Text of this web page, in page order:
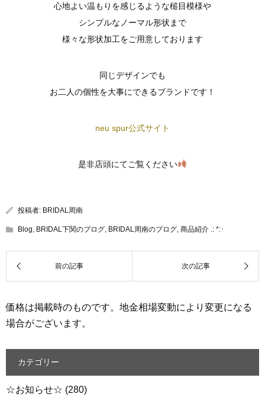
心地よい温もりを感じるような槌目模様や
シンプルなノーマル形状まで
様々な形状加工をご用意しております
同じデザインでも
お二人の個性を大事にできるブランドです！
neu spur公式サイト
是非店頭にてご覧ください
投稿者: BRIDAL周南
Blog BRIDAL下関のブログ BRIDAL周南のブログ 商品紹介 .: *:･
価格は掲載時のものです。地金相場変動により変更になる
場合がございます。
カテゴリー
☆お知らせ☆ (280)